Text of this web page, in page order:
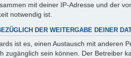
mit deiner IP-Adresse und der
notwendig ist.
DER WEITERGABE DEINER
ist es, einen Austausch mit anderen
zugänglich sein können. Der Betreiber